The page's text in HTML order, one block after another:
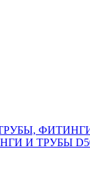
И ТРУБЫ